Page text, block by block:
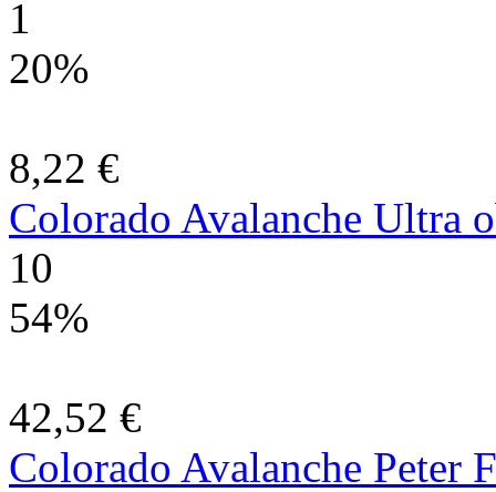
1
20%
8,22 €
Colorado Avalanche Ultra
10
54%
42,52 €
Colorado Avalanche Peter